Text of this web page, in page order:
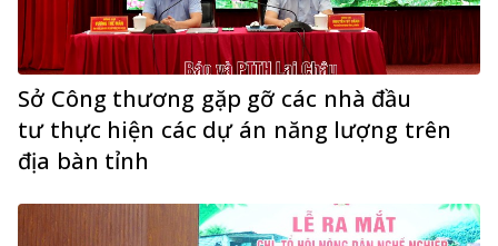
Sở Công thương gặp gỡ các nhà đầu
tư thực hiện các dự án năng lượng trên
địa bàn tỉnh